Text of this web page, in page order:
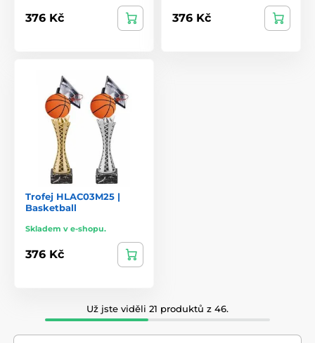
376 Kč 376 Kč
Trofej HLAC03M25 |
Basketball
Skladem v e-shopu.
376 Kč
Už jste viděli 21 produktů z 46.